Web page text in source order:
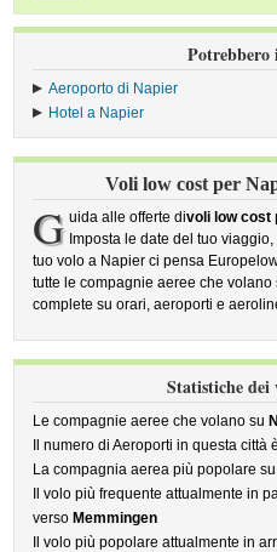
Potrebbero
Aeroporto di Napier
Hotel a Napier
Voli low cost per
G uida alle offerte divoli low cost
Imposta le date del tuo
tuo volo a Napier ci pensa
tutte le compagnie aeree che
complete su orari, aeroporti e
Statistiche dei
Le compagnie aeree che volano su
Il numero di Aeroporti in questa città
La compagnia aerea più popolare su
Il volo più frequente attualmente in
verso Memmingen
Il volo più popolare attualmente in